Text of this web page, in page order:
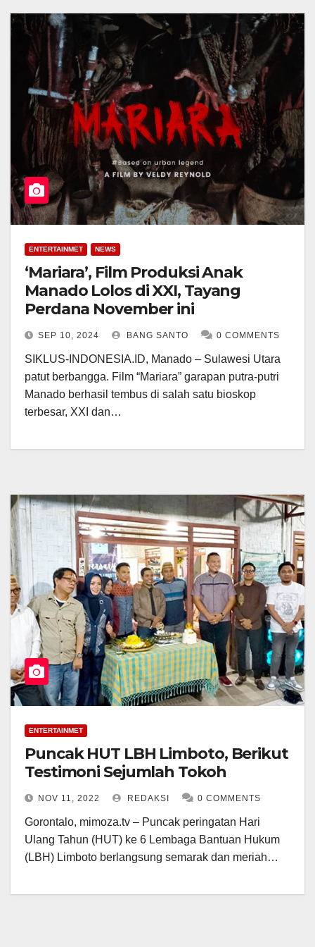
ENTERTAINMET NEWS
‘Mariara’, Film Produksi Anak
Manado Lolos di XXI, Tayang
Perdana November ini
SEP 10, 2024 BANG SANTO 0 COMMENTS
SIKLUS-INDONESIA.ID, Manado – Sulawesi Utara
patut berbangga. Film “Mariara” garapan putra-putri
Manado berhasil tembus di salah satu bioskop
terbesar, XXI dan…
ENTERTAINMET
Puncak HUT LBH Limboto, Berikut
Testimoni Sejumlah Tokoh
NOV 11, 2022 REDAKSI 0 COMMENTS
Gorontalo, mimoza.tv – Puncak peringatan Hari
Ulang Tahun (HUT) ke 6 Lembaga Bantuan Hukum
(LBH) Limboto berlangsung semarak dan meriah…